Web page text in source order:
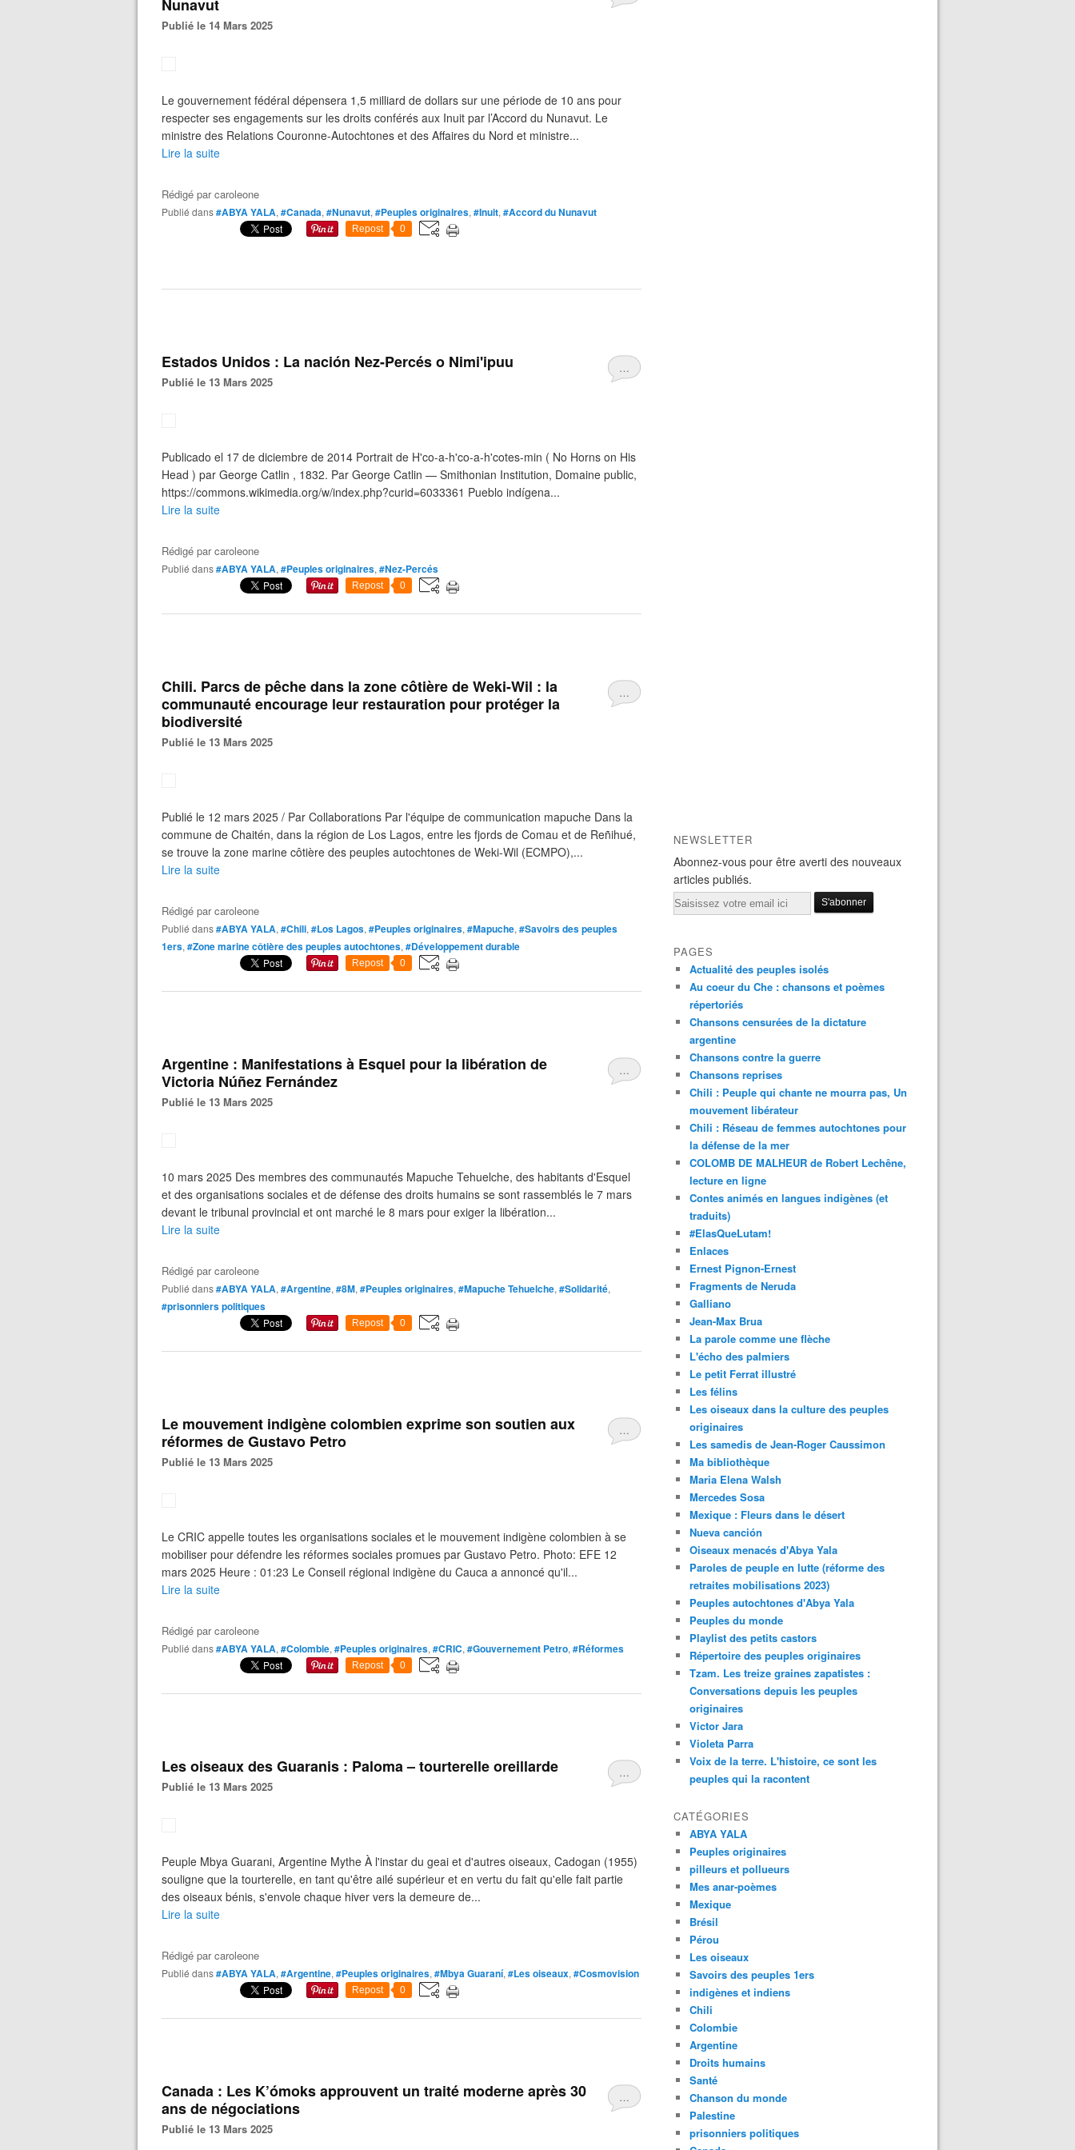
Nunavut
Publié le 14 Mars 2025
Le gouvernement fédéral dépensera 1,5 milliard de dollars sur une période de 10 ans pour
respecter ses engagements sur les droits conférés aux Inuit par l’Accord du Nunavut. Le
ministre des Relations Couronne-Autochtones et des Affaires du Nord et ministre...
Lire la suite
Rédigé parcaroleone
Publié dans#ABYA YALA, #Canada, #Nunavut, #Peuples originaires, #Inuit, #Accord du Nunavut
Repost 0
…
Estados Unidos : La nación Nez-Percés o Nimi'ipuu
Publié le 13 Mars 2025
Publicado el 17 de diciembre de 2014 Portrait de H'co-a-h'co-a-h'cotes-min ( No Horns on His
Head ) par George Catlin , 1832. Par George Catlin — Smithonian Institution, Domaine public,
https://commons.wikimedia.org/w/index.php?curid=6033361 Pueblo indígena...
Lire la suite
Rédigé parcaroleone
Publié dans#ABYA YALA, #Peuples originaires, #Nez-Percés
Repost 0
…
Chili. Parcs de pêche dans la zone côtière de Weki-Wil : la
communauté encourage leur restauration pour protéger la
biodiversité
Publié le 13 Mars 2025
Publié le 12 mars 2025 / Par Collaborations Par l'équipe de communication mapuche Dans la
commune de Chaitén, dans la région de Los Lagos, entre les fjords de Comau et de Reñihué,
se trouve la zone marine côtière des peuples autochtones de Weki-Wil (ECMPO),...
Lire la suite
Rédigé parcaroleone
Publié dans#ABYA YALA, #Chili, #Los Lagos, #Peuples originaires, #Mapuche, #Savoirs des peuples
1ers, #Zone marine côtière des peuples autochtones, #Développement durable
Repost 0
…
Argentine : Manifestations à Esquel pour la libération de
Victoria Núñez Fernández
Publié le 13 Mars 2025
10 mars 2025 Des membres des communautés Mapuche Tehuelche, des habitants d'Esquel
et des organisations sociales et de défense des droits humains se sont rassemblés le 7 mars
devant le tribunal provincial et ont marché le 8 mars pour exiger la libération...
Lire la suite
Rédigé parcaroleone
Publié dans#ABYA YALA, #Argentine, #8M, #Peuples originaires, #Mapuche Tehuelche, #Solidarité,
#prisonniers politiques
Repost 0
…
Le mouvement indigène colombien exprime son soutien aux
réformes de Gustavo Petro
Publié le 13 Mars 2025
Le CRIC appelle toutes les organisations sociales et le mouvement indigène colombien à se
mobiliser pour défendre les réformes sociales promues par Gustavo Petro. Photo: EFE 12
mars 2025 Heure : 01:23 Le Conseil régional indigène du Cauca a annoncé qu'il...
Lire la suite
Rédigé parcaroleone
Publié dans#ABYA YALA, #Colombie, #Peuples originaires, #CRIC, #Gouvernement Petro, #Réformes
Repost 0
…
Les oiseaux des Guaranis : Paloma – tourterelle oreillarde
Publié le 13 Mars 2025
Peuple Mbya Guarani, Argentine Mythe À l'instar du geai et d'autres oiseaux, Cadogan (1955)
souligne que la tourterelle, en tant qu'être ailé supérieur et en vertu du fait qu'elle fait partie
des oiseaux bénis, s'envole chaque hiver vers la demeure de...
Lire la suite
Rédigé parcaroleone
Publié dans#ABYA YALA, #Argentine, #Peuples originaires, #Mbya Guaraní, #Les oiseaux, #Cosmovision
Repost 0
…
Canada : Les K’ómoks approuvent un traité moderne après 30
ans de négociations
Publié le 13 Mars 2025
NEWSLETTER
Abonnez-vous pour être averti des nouveaux
articles publiés.
Email
PAGES
Actualité des peuples isolés
Au coeur du Che : chansons et poèmes
répertoriés
Chansons censurées de la dictature
argentine
Chansons contre la guerre
Chansons reprises
Chili : Peuple qui chante ne mourra pas, Un
mouvement libérateur
Chili : Réseau de femmes autochtones pour
la défense de la mer
COLOMB DE MALHEUR de Robert Lechêne,
lecture en ligne
Contes animés en langues indigènes (et
traduits)
#ElasQueLutam!
Enlaces
Ernest Pignon-Ernest
Fragments de Neruda
Galliano
Jean-Max Brua
La parole comme une flèche
L'écho des palmiers
Le petit Ferrat illustré
Les félins
Les oiseaux dans la culture des peuples
originaires
Les samedis de Jean-Roger Caussimon
Ma bibliothèque
Maria Elena Walsh
Mercedes Sosa
Mexique : Fleurs dans le désert
Nueva canción
Oiseaux menacés d'Abya Yala
Paroles de peuple en lutte (réforme des
retraites mobilisations 2023)
Peuples autochtones d'Abya Yala
Peuples du monde
Playlist des petits castors
Répertoire des peuples originaires
Tzam. Les treize graines zapatistes :
Conversations depuis les peuples
originaires
Victor Jara
Violeta Parra
Voix de la terre. L'histoire, ce sont les
peuples qui la racontent
CATÉGORIES
ABYA YALA
Peuples originaires
pilleurs et pollueurs
Mes anar-poèmes
Mexique
Brésil
Pérou
Les oiseaux
Savoirs des peuples 1ers
indigènes et indiens
Chili
Colombie
Argentine
Droits humains
Santé
Chanson du monde
Palestine
prisonniers politiques